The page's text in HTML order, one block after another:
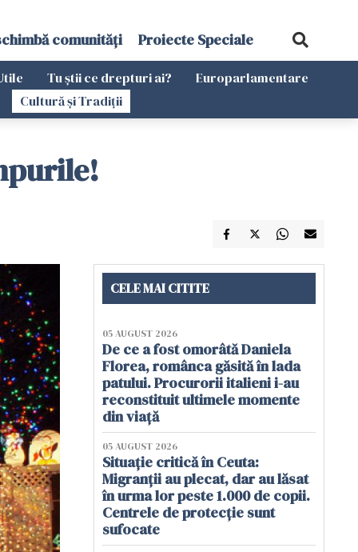
comunități Proiecte Speciale
Tu știi ce drepturi ai?
Europarlamentare
Cultură și Tradiții
CELE MAI CITITE
05 AUGUST 2026
De ce a fost omorâtă Daniela
Florea, românca găsită în lada
patului. Procurorii italieni i-au
reconstituit ultimele momente
din viață
05 AUGUST 2026
Situație critică în Ceuta:
Migranții au plecat, dar au lăsat
în urma lor peste 1.000 de copii.
Centrele de protecție sunt
sufocate